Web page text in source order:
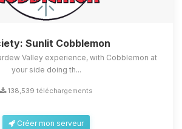
Sunlit Cobblemon
Valley experience, with Cobblemon at
your side doing th...
138,539 téléchargements
Créer mon serveur